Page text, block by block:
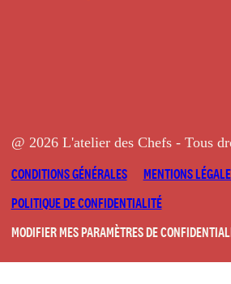
@ 2026 L'atelier des Chefs - Tous
CONDITIONS GÉNÉRALES
MENTIONS
POLITIQUE DE CONFIDENTIALITÉ
MODIFIER MES PARAMÈTRES DE